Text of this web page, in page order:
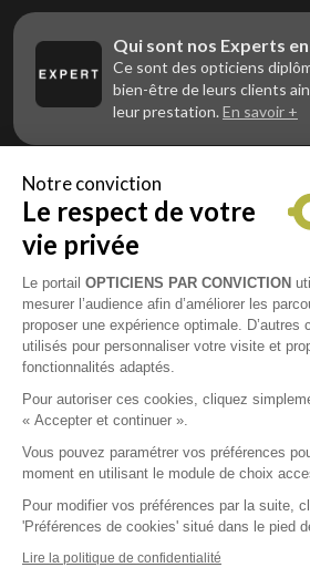
Qui sont nos Experts
Ce sont des opticiens
bien-être de leurs clients
leur prestation. En savoir +
Vous êtes un
vous souhaitez nous
Contactez Alliance Optic, la
d’accompagnement des
Contacts
Notre conviction
Le respect de votre
vie privée
Le portail OPTICIENS PAR CONVICTION
mesurer l’audience afin d’améliorer les
proposer une expérience optimale. D’autres
utilisés pour personnaliser votre visite et
fonctionnalités adaptés.
Pour autoriser ces cookies, cliquez
« Accepter et continuer ».
Vous pouvez paramétrer vos préférences
moment en utilisant le module de choix
Pour modifier vos préférences par la suite,
'Préférences de cookies' situé dans le pied
Lire la politique de confidentialité